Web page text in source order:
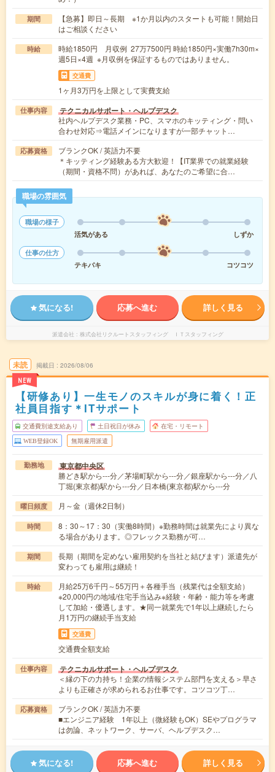
期間
【急募】即日～長期 ※1か月以内のスタートも可能！開始日
はご相談ください
時給
時給1850円 月収例 27万7500円 時給1850円×実働7h30m×
週5日×4週 ※月収例を保証するものではありません。
交通費
1ヶ月3万円を上限として実費支給
仕事内容 テクニカルサポート・ヘルプデスク
社内ヘルプデスク業務・PC、スマホのキッティング・問い
合わせ対応⇒電話メインになりますが一部チャット…
応募資格
ブランクOK / 英語力不要
＊キッティング経験ある方大歓迎！【IT業界での就業経験
（期間・資格不問）があれば、あなたのご希望に合…
職場の雰囲気
職場の様子
活気がある
しずか
仕事の仕方
テキパキ
コツコツ
気になる! 応募へ進む 詳しく見る
派遣会社 株式会社リクルートスタッフィング ＩＴスタッフィング
未読
NEW
掲載日 2026/08/06
【研修あり】一生モノのスキルが身に着く！正
社員目指す＊ITサポート
交通費別途支給あり 土日祝日が休み 在宅・リモート
WEB登録OK 無期雇用派遣
勤務地 東京都中央区
勝どき駅から---分／茅場町駅から---分／銀座駅から---分／八
丁堀(東京都)駅から---分／日本橋(東京都)駅から---分
曜日頻度 月～金（週休2日制）
時間
8：30～17：30（実働8時間）※勤務時間は就業先により異な
る場合があります。◎フレックス勤務が可…
期間
長期（期間を定めない雇用契約を当社と結びます）派遣先が
変わっても雇用は継続！
時給
月給25万6千円～55万円＋各種手当（残業代は全額支給）
※20,000円の地域/住宅手当込み※経験・年齢・能力等を考慮
して加給・優遇します。★同一就業先で1年以上継続したら
月1万円の継続手当支給
交通費
交通費全額支給
仕事内容 テクニカルサポート・ヘルプデスク
＜縁の下の力持ち！企業の情報システム部門を支える＞早さ
よりも正確さが求められるお仕事です。コツコツ丁…
応募資格
ブランクOK / 英語力不要
■エンジニア経験 1年以上（微経験もOK）SEやプログラマ
は勿論、ネットワーク、サーバ、ヘルプデスク…
気になる! 応募へ進む 詳しく見る